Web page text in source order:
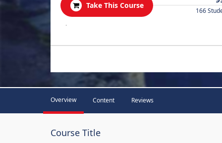
Take This Course
166
.
Overview Content Reviews
Course Title